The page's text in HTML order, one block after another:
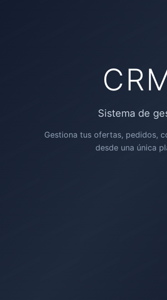
Sistema de
Gestiona tus ofertas, pedidos,
desde una única